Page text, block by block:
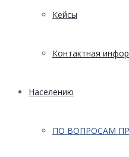
Кейсы
Контактная
Населению
ПО ВОПРОСАМ